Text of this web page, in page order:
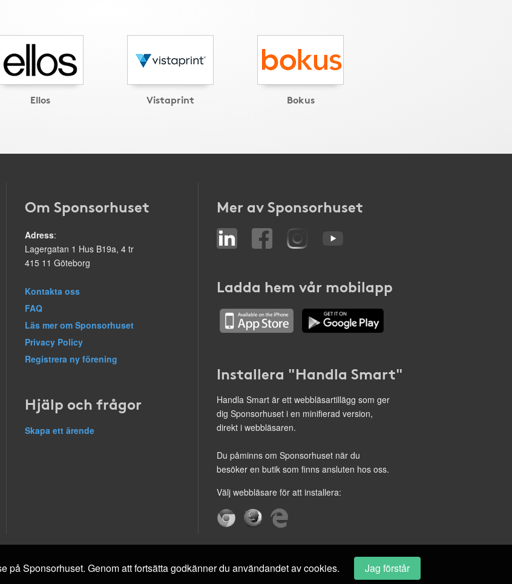
Ellos Vistaprint Bokus
Om Sponsorhuset
Adress:
Lagergatan 1 Hus B19a, 4 tr
415 11 Göteborg
Kontakta oss
FAQ
Läs mer om Sponsorhuset
Privacy Policy
Registrera ny förening
Hjälp och frågor
Skapa ett ärende
Mer av Sponsorhuset
Ladda hem vår mobilapp
Installera "Handla Smart"
Handla Smart är ett webbläsartillägg som ger
dig Sponsorhuset i en minifierad version,
direkt i webbläsaren.
Du påminns om Sponsorhuset när du
besöker en butik som finns ansluten hos oss.
Välj webbläsare för att installera:
på Sponsorhuset. Genom att fortsätta godkänner du användandet av cookies. Jag förstår